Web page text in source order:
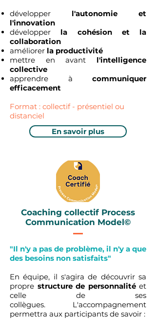
développer l'autonomie et
l'innovation
développer la cohésion et la
collaboration
améliorer la productivité
mettre en avant l'intelligence
collective
apprendre à communiquer
efficacement
Format : collectif- présentiel ou
distanciel
En savoir plus
Coaching collectif Process
Communication Model©
"Il n'y a pas de problème, il n'y a que
des besoins non satisfaits"
En équipe, il s'agira de découvrir sa
propre structure de personnalitéet
celle de ses
collègues. L'accompagnement
permettra aux participants de savoir :